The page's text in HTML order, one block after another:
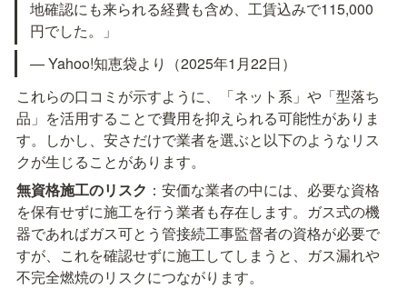
地確認にも来られる経費も含め、工賃込みで115,000
円でした。」
— Yahoo!知恵袋より（2025年1月22日）
これらの口コミが示すように、「ネット系」や「型落ち
品」を活用することで費用を抑えられる可能性がありま
す。しかし、安さだけで業者を選ぶと以下のようなリス
クが生じることがあります。
無資格施工のリスク ：安価な業者の中には、必要な資格
を保有せずに施工を行う業者も存在します。ガス式の機
器であればガス可とう管接続工事監督者の資格が必要で
すが、これを確認せずに施工してしまうと、ガス漏れや
不完全燃焼のリスクにつながります。